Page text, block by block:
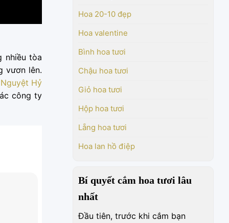
nhiều tòa
vươn lên.
Nguyệt Hỷ
công ty
Hoa 20-10 đẹp
Hoa valentine
Bình hoa tươi
Chậu hoa tươi
Giỏ hoa tươi
Hộp hoa tươi
Lẵng hoa tươi
Hoa lan hồ điệp
Bí quyết cắm hoa tươi lâu
nhất
Đầu tiên, trước khi cắm bạn